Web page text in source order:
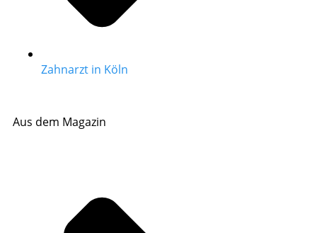
Zahnarzt in Köln
Aus dem Magazin